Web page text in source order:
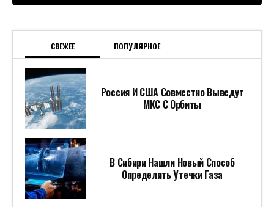
СВЕЖЕЕ ПОПУЛЯРНОЕ
Россия И США Совместно Выведут
МКС С Орбиты
В Сибири Нашли Новый Способ
Определять Утечки Газа